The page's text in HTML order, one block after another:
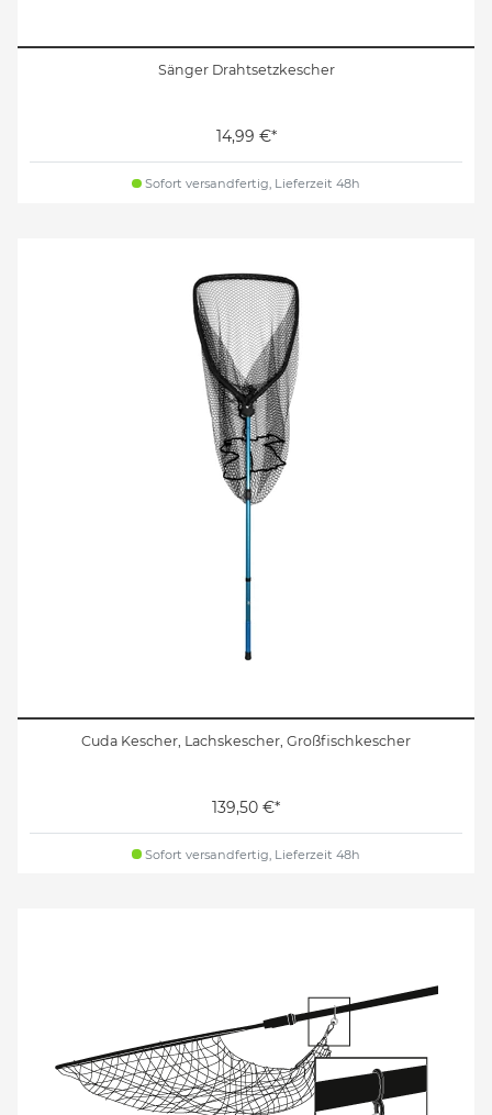
Sänger Drahtsetzkescher
14,99 €*
Sofort versandfertig, Lieferzeit 48h
Cuda Kescher, Lachskescher, Großfischkescher
139,50 €*
Sofort versandfertig, Lieferzeit 48h